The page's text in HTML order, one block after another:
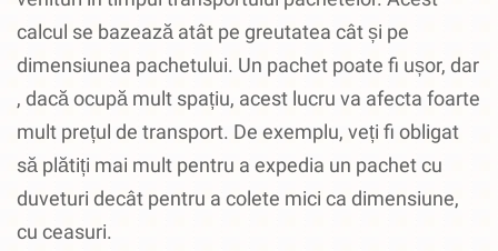
calcul se bazează atât pe greutatea cât și pe
dimensiunea pachetului. Un pachet poate fi ușor, dar
, dacă ocupă mult spațiu, acest lucru va afecta foarte
mult prețul de transport. De exemplu, veți fi obligat
să plătiți mai mult pentru a expedia un pachet cu
duveturi decât pentru a colete mici ca dimensiune,
cu ceasuri.